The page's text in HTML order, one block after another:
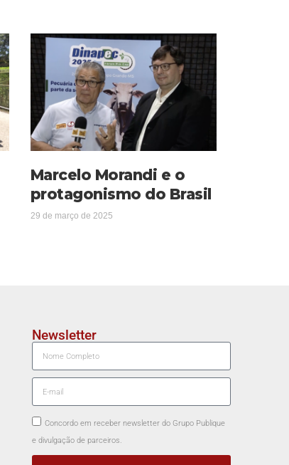
Marcelo Morandi e o
protagonismo do Brasil
29 de março de 2025
Newsletter
Concordo em receber newsletter do Grupo Publique
e divulgação de parceiros.